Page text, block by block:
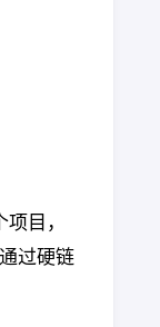
目，
过硬链